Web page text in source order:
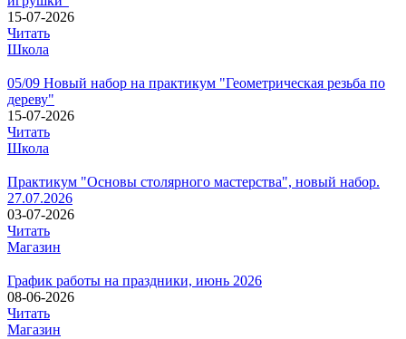
15-07-2026
Читать
Школа
05/09 Новый набор на практикум "Геометрическая резьба по
дереву"
15-07-2026
Читать
Школа
Практикум "Основы столярного мастерства", новый набор.
27.07.2026
03-07-2026
Читать
Магазин
График работы на праздники, июнь 2026
08-06-2026
Читать
Магазин